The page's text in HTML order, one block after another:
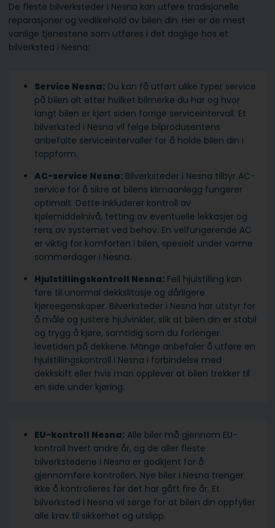
De fleste bilverksteder i Nesna kan utføre tradisjonelle
reparasjoner og vedlikehold av bilen din. Her er de mest
vanlige tjenestene som utføres i det daglige hos et
bilverksted i Nesna:
Service Nesna: Du kan få utført ulike typer service
på bilen alt etter hvilket bilmerke du har og hvor
langt bilen er kjørt siden forrige serviceintervall. Et
bilverksted i Nesna vil følge bilprodusentens
anbefalte serviceintervaller for å holde bilen din i
toppform.
AC-service Nesna: Bilverksteder i Nesna tilbyr AC-
service for å sikre at bilens klimaanlegg fungerer
optimalt. Dette inkluderer kontroll av
kjølemiddelnivå, tetting av eventuelle lekkasjer og
rens av systemet ved behov. En velfungerende AC
er viktig for komforten i bilen, spesielt under varme
sommerdager i Nesna.
Hjulstillingskontroll Nesna: Feil hjulstilling kan
føre til unormal dekkslitasje og dårligere
kjøreegenskaper. Bilverksteder i Nesna har utstyr for
å måle og justere hjulvinkler, slik at bilen din er stabil
og trygg å kjøre, samtidig som du forlenger
levetiden på dekkene. Mange anbefaler å utføre en
hjulstillingskontroll i Nesna i forbindelse med
dekkskift eller hvis man opplever at bilen trekker til
en side under kjøring.
EU-kontroll Nesna: Alle biler må gjennom EU-
kontroll hvert andre år, og de aller fleste
bilverkstedene i Nesna er godkjent for å
gjennomføre kontrollen. Nye biler i Nesna trenger
ikke å kontrolleres før det har gått fire år. Et
bilverksted i Nesna vil sørge for at bilen din oppfyller
alle krav til sikkerhet og utslipp.